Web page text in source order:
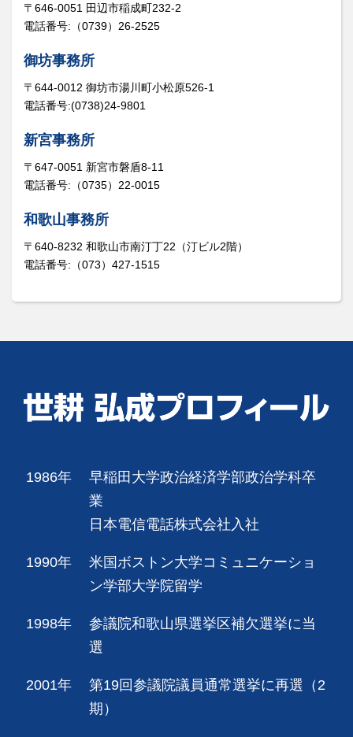
〒646-0051 田辺市稲成町232-2
電話番号:（0739）26-2525
御坊事務所
〒644-0012 御坊市湯川町小松原526-1
電話番号:(0738)24-9801
新宮事務所
〒647-0051 新宮市磐盾8-11
電話番号:（0735）22-0015
和歌山事務所
〒640-8232 和歌山市南汀丁22（汀ビル2階）
電話番号:（073）427-1515
1986年
早稲田大学政治経済学部政治学科卒
業
日本電信電話株式会社入社
1990年
米国ボストン大学コミュニケーショ
ン学部大学院留学
1998年
参議院和歌山県選挙区補欠選挙に当
選
2001年
第19回参議院議員通常選挙に再選（2
期）